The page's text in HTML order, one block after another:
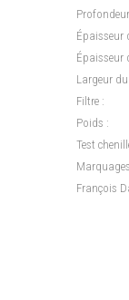
Épaisseur
Épaisseur
Largeur
Filtre :
Poids :
Test
François